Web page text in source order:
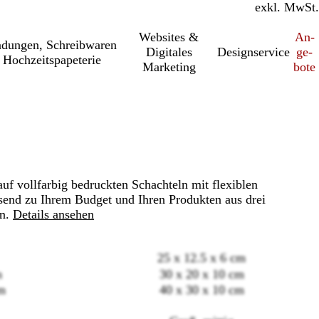
inkl. MwSt.
exkl. MwSt.
Schreib­wa­ren
Websites &
Digitales
Marketing
Designservice
An­­
ge­­
bo­­te
vollfarbig bedruckten Schachteln mit flexiblen
zu Ihrem Budget und Ihren Produkten aus drei
Details ansehen
25 x 12.5 x 6 cm
30 x 20 x 10 cm
40 x 30 x 10 cm